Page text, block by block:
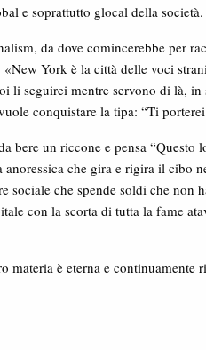
e soprattutto glocal della società.
da dove comincerebbe per
York è la città delle voci
seguirei mentre servono di là, in
conquistare la tipa: “Ti
bere un riccone e pensa “Questo
che gira e rigira il cibo
sociale che spende soldi che non
con la scorta di tutta la fame
è eterna e continuamente